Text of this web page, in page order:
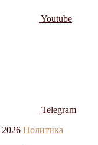
Youtube
Telegram
2026 Политика